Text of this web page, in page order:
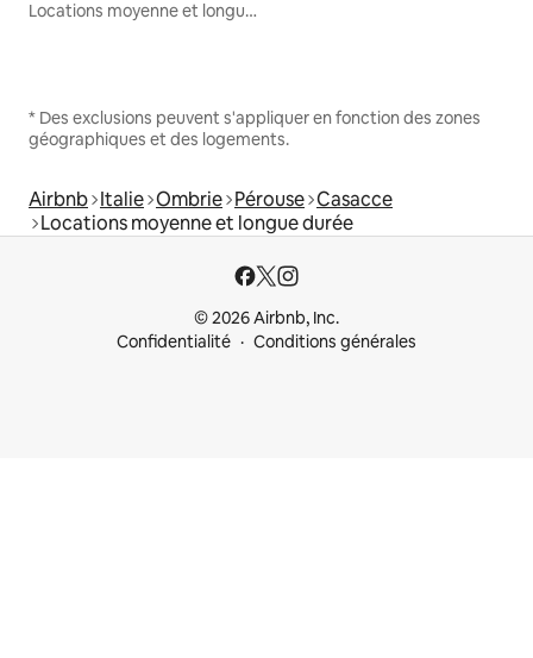
Locations moyenne et longue durée
* Des exclusions peuvent s'appliquer en fonction des zones
géographiques et des logements.
Airbnb Italie Ombrie Pérouse Casacce
Locations moyenne et longue durée
© 2026 Airbnb, Inc.
Confidentialité
Conditions générales